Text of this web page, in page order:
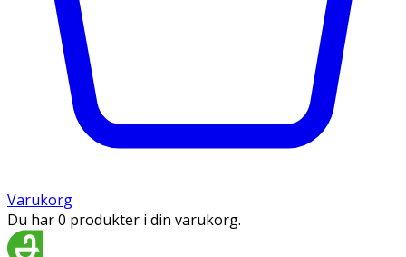
Varukorg
Du har 0 produkter i din varukorg.